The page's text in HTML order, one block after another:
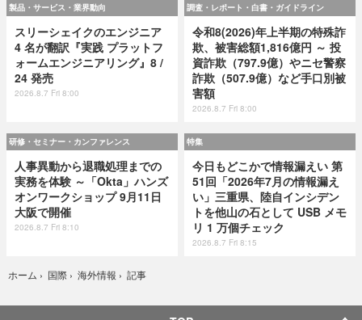
製品・サービス・業界動向
スリーシェイクのエンジニア
4 名が翻訳『実践 プラットフ
ォームエンジニアリング』8 /
24 発売
2026.8.7 Fri 8:00
調査・レポート・白書・ガイドライン
令和8(2026)年上半期の特殊詐
欺、被害総額1,816億円 ～ 投
資詐欺（797.9億）やニセ警察
詐欺（507.9億）など手口別被
害額
2026.8.7 Fri 8:00
研修・セミナー・カンファレンス
人事異動から退職処理までの
実務を体験 ～「Okta」ハンズ
オンワークショップ 9月11日
大阪で開催
2026.8.7 Fri 8:10
特集
今日もどこかで情報漏えい 第
51回「2026年7月の情報漏え
い」三重県、陸自インシデン
トを他山の石として USB メモ
リ 1 万個チェック
2026.8.7 Fri 8:15
ホーム › 国際 › 海外情報 › 記事